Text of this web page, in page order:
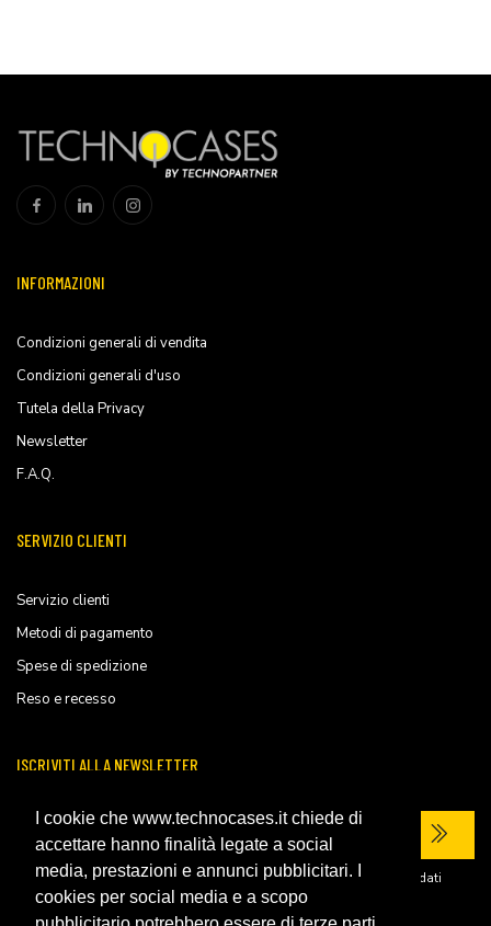
I cookie che www.technocases.it chiede di
accettare hanno finalità legate a social
media, prestazioni e annunci pubblicitari. I
cookies per social media e a scopo
INFORMAZIONI
Condizioni generali di vendita
Condizioni generali d'uso
Tutela della Privacy
Newsletter
F.A.Q.
SERVIZIO CLIENTI
Servizio clienti
Metodi di pagamento
Spese di spedizione
Reso e recesso
ISCRIVITI ALLA NEWSLETTER
Ho letto laprivacy policy del sito e acconsento al trattamento dei miei dati
personali per ricevere comunicazioni commerciali.